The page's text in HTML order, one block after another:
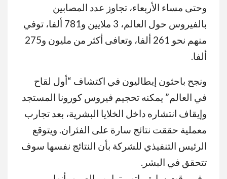
وحتى مساء الأربعاء، تجاوز عدد المصابين
بالفيروس حول العالم، 3 ملايين و781 ألفا، توفي
منهم نحو 261 ألفا، وتعافى أكثر من مليون و275
ألفا.
ونجح باحثون إيطاليون في اكتشاف “أول لقاح
في العالم” يمكنه تحجيم فيروس كورونا المستجد
وإيقاف انتشاره داخل الخلايا البشرية، بعد تجارب
معملية حققت نتائج سارة على الفئران. ويتوقع
الرئيس التنفيذي للشركة بأن النتائج نفسها سوف
تتحقق في البشر.